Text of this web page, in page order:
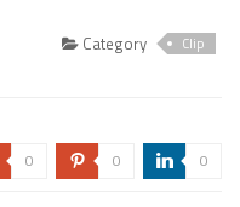
Category Clip
0 d 0 j 0